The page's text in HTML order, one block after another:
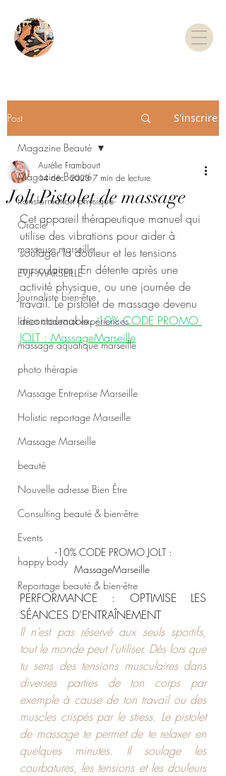
Post S'inscrire
Magazine Beauté
transformation physique
Oracle
masseuse marseille
EVJF MARSEILLE
Journaliste bien-être
Idées cadeaux expériences
massage aquatique marseille
photo thérapie
Massage Entreprise Marseille
Holistic reportage Marseille
Massage Marseille
beauté
Nouvelle adresse Bien Être
Consulting beauté & bien-être
Events
happy body
Reportage beauté & bien-être
Magazine Beauté
Jolt Pistolet de massage
Aurélie Frambourt
14 déc. 2023 7 min de lecture
Cet appareil thérapeutique manuel qui
utilise des vibrations pour aider à
soulager la douleur et les tensions
musculaires. En détente après une
activité physique, ou une journée de
travail. Le pistolet de massage devenu
incontournable. -10% CODE PROMO
JOLT : MassageMarseille
MassageMarseille
PERFORMANCE : OPTIMISE LES
SÉANCES D’ENTRAÎNEMENT
Il n’est pas réservé aux seuls sportifs,
tout le monde peut l’utiliser. Dès lors que
tu sens des tensions musculaires dans
diverses parties de ton corps par
exemple à cause de ton travail ou des
muscles crispés par le stress. Le pistolet
de massage te permet de te relaxer en
quelques minutes. Il soulage les
courbatures, les tensions et les douleurs